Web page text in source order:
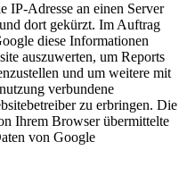
IP-Adresse an einen Server
dort gekürzt. Im Auftrag
diese Informationen
auszuwerten, um Reports
und um weitere mit
verbundene
zu erbringen. Die
Ihrem Browser übermittelte
von Google